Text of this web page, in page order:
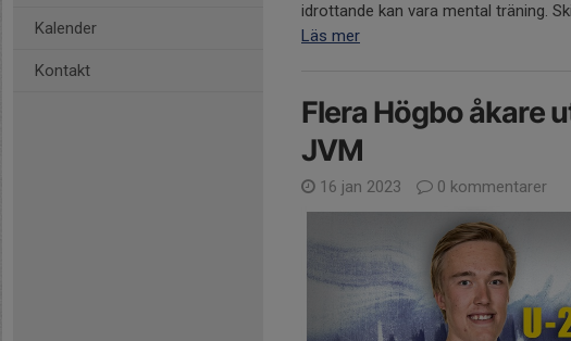
Kalender
Kontakt
idrottande kan vara mental träning.
Läs mer
Flera Högbo åkare
JVM
16 jan 2023 0 kommentarer